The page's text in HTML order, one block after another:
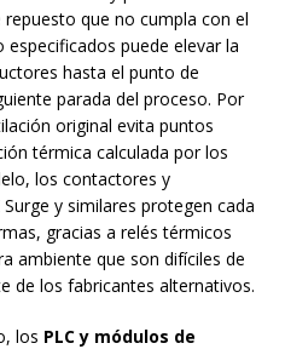
que no cumpla con el
puede elevar la
hasta el punto de
parada del proceso. Por
original evita puntos
térmica calculada por los
los contactores y
y similares protegen cada
gracias a relés térmicos
ambiente que son difíciles de
de los fabricantes alternativos.
los PLC y módulos de